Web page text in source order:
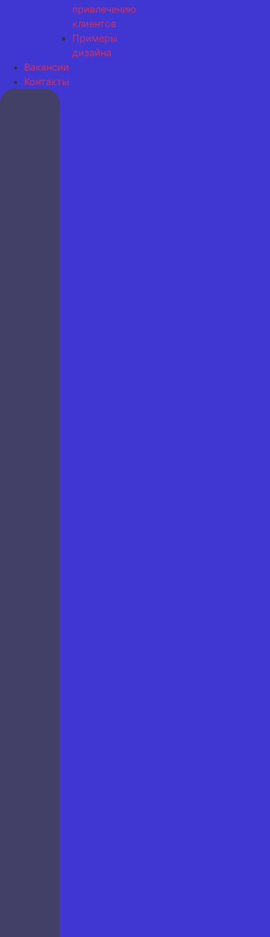
привлечению
клиентов
Примеры
дизайна
Вакансии
Контакты